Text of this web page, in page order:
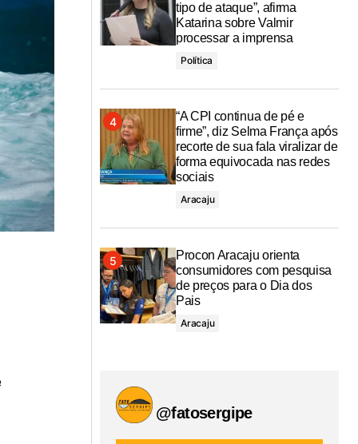
tipo de ataque”, afirma
Katarina sobre Valmir
processar a imprensa
Política
“A CPI continua de pé e
firme”, diz Selma França após
recorte de sua fala viralizar de
forma equivocada nas redes
sociais
Aracaju
Procon Aracaju orienta
consumidores com pesquisa
de preços para o Dia dos
Pais
Aracaju
@fatosergipe